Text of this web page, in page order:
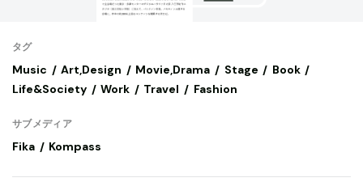
タグ
Music Art,Design Movie,Drama Stage
Book
Life&Society
Work Travel Fashion
サブメディア
Fika Kompass